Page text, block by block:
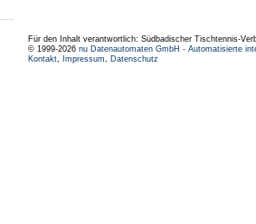
Für den Inhalt verantwortlich: Südbadischer Tischtennis-
© 1999-2026 nu Datenautomaten GmbH - Automatisierte
Kontakt, Impressum, Datenschutz